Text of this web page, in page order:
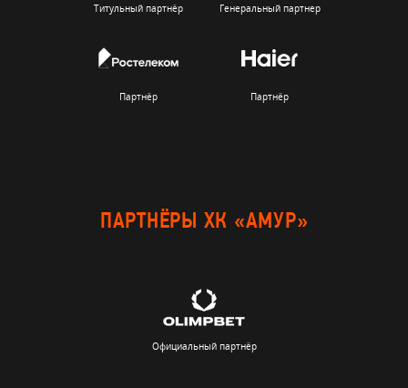
Титульный партнёр Генеральный партнер
Партнёр Партнёр
ПАРТНЁРЫ ХК «АМУР»
Официальный партнёр